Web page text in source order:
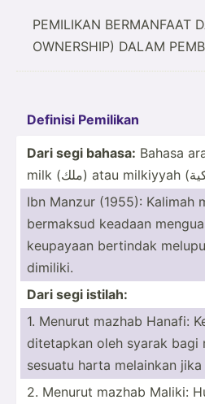
PEMILIKAN BERMANFAAT
OWNERSHIP) DALAM
Definisi Pemilikan
Dari segi bahasa: Bahasa
Ibn Manzur (1955): Kalimah
bermaksud keadaan
keupayaan bertindak
dimiliki.
Dari segi istilah:
1. Menurut mazhab Hanafi:
ditetapkan oleh syarak bagi
sesuatu harta melainkan
2. Menurut mazhab Maliki: